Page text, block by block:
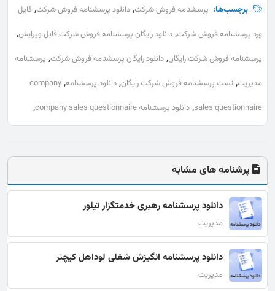
برچسب‌ها: پرسشنامه فروش شرکت, دانلود پرسشنامه فروش شرکت, فایل
ورد پرسشنامه فروش شرکت, دانلود رایگان پرسشنامه فروش شرکت قابل ویرایش,
پرسشنامه فروش شرکت رایگان, دانلود رایگان پرسشنامه فروش شرکت, پرسشنامه
مدیریت, تست پرسشنامه فروش شرکت رایگان, دانلود پرسشنامه,
company
sales questionnaire
, دانلود پرسشنامه company sales questionnaire ,
پرشنامه های مشابه
دانلود پرسشنامه رهبری خدمتگزار تیلور
مدیریت
دانلود پرسشنامه انگیزش شغلی لوداهل کیچنر
مدیریت